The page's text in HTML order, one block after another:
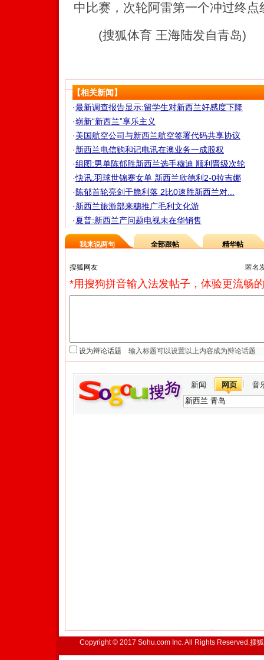
中比赛，次轮阿雷第一个冲过终点
(搜狐体育 王海陆发自青岛)
【相关新闻】
·最新调查报告显示:留学生对新西兰好感度下降
·崭新“新西兰”享乐主义
·美国航空公司与新西兰航空签署代码共享协议
·新西兰电信购和记电讯在澳业务一成股权
·组图:男单陈郁胜新西兰选手穆迪 顺利晋级次轮
·快讯:羽球世锦赛女单 新西兰欣德利2-0拉吉娜
· 陈郁首轮亮剑干脆利落 2比0速胜新西兰对...
·新西兰旅游部来穗推广毛利文化游
·夏普:新西兰产问题电视未在华销售
我来说两句 全部跟帖 精华帖
匿名
*用搜狗拼音输入法发帖子，体验更流畅
设为辩论话题
新闻 网页 音
Copyright © 2017 Sohu.com Inc. All Rights Reserved.搜